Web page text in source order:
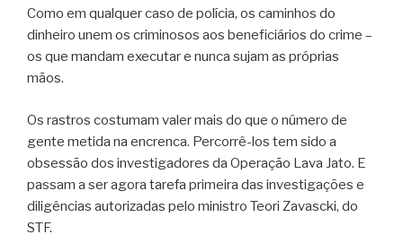
Como em qualquer caso de polícia, os caminhos do
dinheiro unem os criminosos aos beneficiários do crime –
os que mandam executar e nunca sujam as próprias
mãos.
Os rastros costumam valer mais do que o número de
gente metida na encrenca. Percorrê-los tem sido a
obsessão dos investigadores da Operação Lava Jato. E
passam a ser agora tarefa primeira das investigações e
diligências autorizadas pelo ministro Teori Zavascki, do
STF.